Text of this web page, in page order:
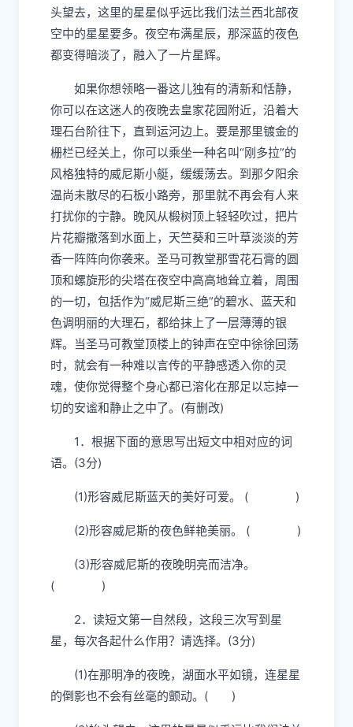
威尼斯蓝天的妩媚和夜空的可爱是无法用语
言来描绘的。在那明净的夜晚，湖面水平如镜，
四周一片蔚蓝、宁静，真是水天一色，使人仿佛
进入绮丽的梦境一般。空气那么清澈、透明，抬
头望去，这里的星星似乎远比我们法兰西北部夜
空中的星星要多。夜空布满星辰，那深蓝的夜色
都变得暗淡了，融入了一片星辉。
如果你想领略一番这儿独有的清新和恬静，
你可以在这迷人的夜晚去皇家花园附近，沿着大
理石台阶往下，直到运河边上。要是那里镀金的
栅栏已经关上，你可以乘坐一种名叫“刚多拉”的
风格独特的威尼斯小艇，缓缓荡去。到那夕阳余
温尚未散尽的石板小路旁，那里就不再会有人来
打扰你的宁静。 晚风从椴树顶上轻轻吹过，把片
片花瓣撒落到水面上，天竺葵和三叶草淡淡的芳
香一阵阵向你袭来。
圣马可教堂那雪花石膏的圆
顶和螺旋形的尖塔在夜空中高高地耸立着，周围
色调明丽的大理石，都给抹上了一层薄薄的银
辉。当圣马可教堂顶楼上的钟声在空中徐徐回荡
魂，使你觉得整个身心都已溶化在那足以忘掉一
切的安谧和静止之中了。(有删改)
1．根据下面的意思写出短文中相对应的词
语。(3分)
(1)形容威尼斯蓝天的美好可爱。 ( )
(2)形容威尼斯的夜色鲜艳美丽。 ( )
(3)形容威尼斯的夜晚明亮而洁净。
( )